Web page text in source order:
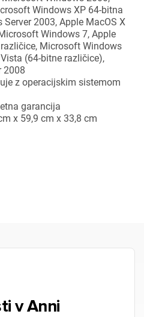
Windows XP 64-bitna
2003, Apple MacOS X
Windows 7, Apple
Microsoft Windows
(64-bitne različice),
2008
z operacijskim sistemom
garancija
x 59,9 cm x 33,8 cm
v Anni
×
morate biti prijavljeni.